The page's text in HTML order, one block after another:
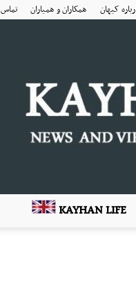
کیهان همکاران و همیاران تماس
KAYHAN LIFE